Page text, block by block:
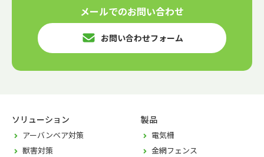
メールでのお問い合わせ
お問い合わせフォーム
ソリューション
アーバンベア対策
獣害対策
製品
電気柵
金網フェンス